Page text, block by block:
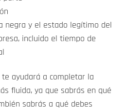
negra y el estado legítimo del
incluido el tiempo de
ayudará a completar la
fluida, ya que sabrás en qué
sabrás a qué debes